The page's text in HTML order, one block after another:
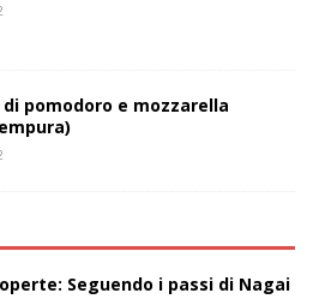
pomodoro e mozzarella
Seguendo i passi di Nagai